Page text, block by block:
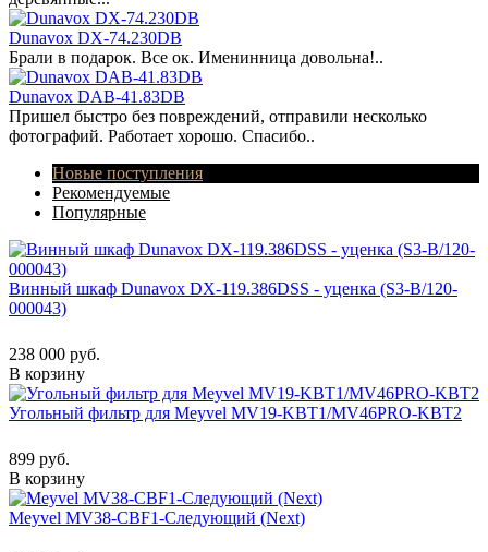
Dunavox DX-74.230DB
Брали в подарок. Все ок. Именинница довольна!..
Dunavox DAB-41.83DB
Пришел быстро без повреждений, отправили несколько
фотографий. Работает хорошо. Спасибо..
Новые поступления
Рекомендуемые
Популярные
Винный шкаф Dunavox DX-119.386DSS - уценка (S3-B/120-
000043)
238 000 руб.
В корзину
Угольный фильтр для Meyvel MV19-KBT1/MV46PRO-KBT2
899 руб.
В корзину
Meyvel MV38-CBF1-Следующий (Next)